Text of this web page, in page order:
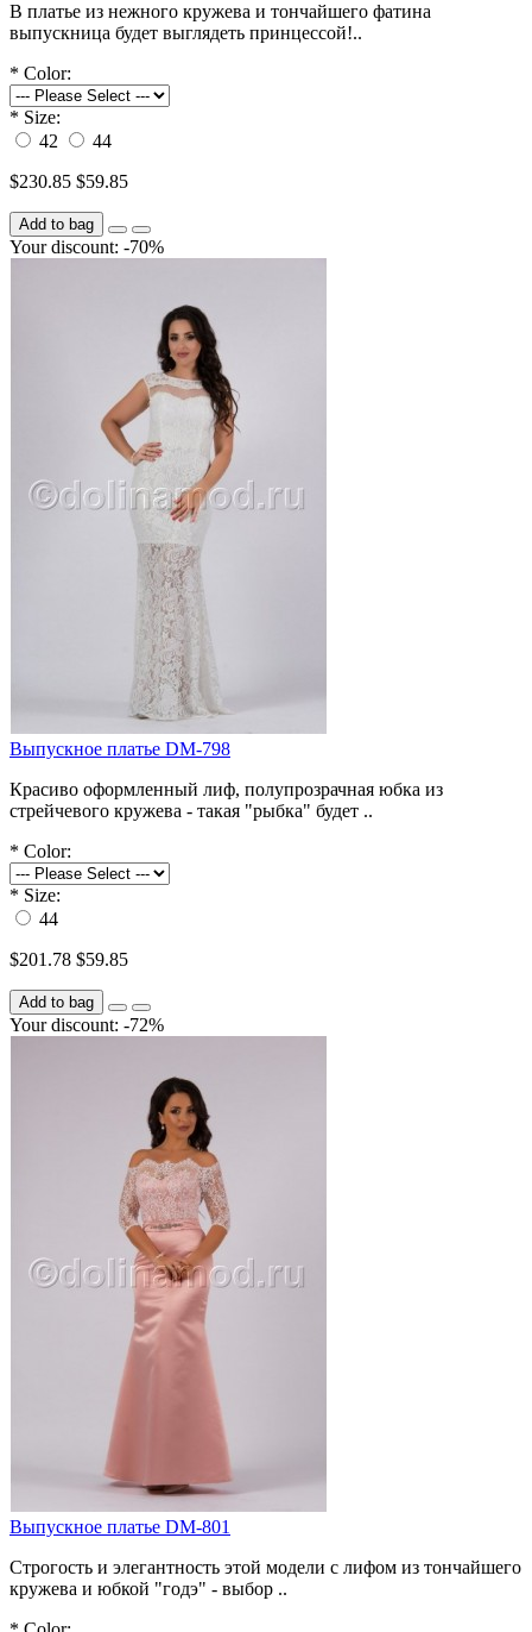
В платье из нежного кружева и тончайшего фатина
выпускница будет выглядеть принцессой!..
* Color:
* Size:
42
44
$230.85 $59.85
Add to bag
Your discount: -70%
Выпускное платье DM-798
Красиво оформленный лиф, полупрозрачная юбка из
стрейчевого кружева - такая "рыбка" будет ..
* Color:
* Size:
44
$201.78 $59.85
Add to bag
Your discount: -72%
Выпускное платье DM-801
Строгость и элегантность этой модели с лифом из тончайшего
кружева и юбкой "годэ" - выбор ..